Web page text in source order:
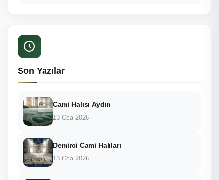
Son Yazılar
Cami Halısı Aydın
13 Oca 2026
Demirci Cami Halıları
13 Oca 2026